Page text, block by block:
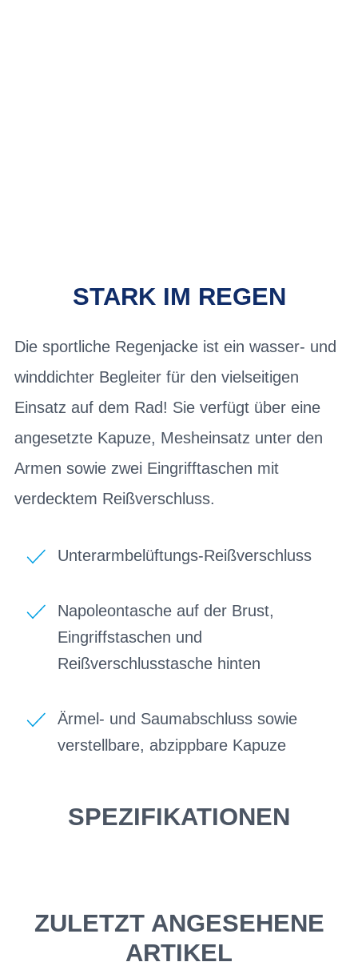
STARK IM REGEN
Die sportliche Regenjacke ist ein wasser- und
winddichter Begleiter für den vielseitigen
Einsatz auf dem Rad! Sie verfügt über eine
angesetzte Kapuze, Mesheinsatz unter den
Armen sowie zwei Eingrifftaschen mit
verdecktem Reißverschluss.
Unterarmbelüftungs-Reißverschluss
Napoleontasche auf der Brust,
Eingriffstaschen und
Reißverschlusstasche hinten
Ärmel- und Saumabschluss sowie
verstellbare, abzippbare Kapuze
SPEZIFIKATIONEN
ZULETZT ANGESEHENE
ARTIKEL